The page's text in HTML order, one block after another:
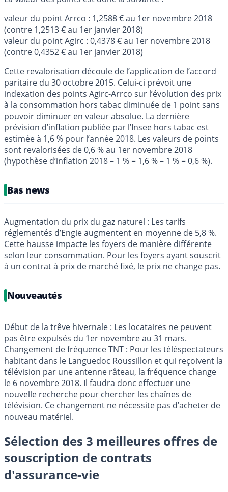
valeur du point Arrco : 1,2588 € au 1er novembre 2018
(contre 1,2513 € au 1er janvier 2018)
valeur du point Agirc : 0,4378 € au 1er novembre 2018
(contre 0,4352 € au 1er janvier 2018)
Cette revalorisation découle de l’application de l’accord
paritaire du 30 octobre 2015. Celui-ci prévoit une
indexation des points Agirc-Arrco sur l’évolution des prix
à la consommation hors tabac diminuée de 1 point sans
pouvoir diminuer en valeur absolue. La dernière
prévision d’inflation publiée par l’Insee hors tabac est
estimée à 1,6 % pour l’année 2018. Les valeurs de points
sont revalorisées de 0,6 % au 1er novembre 2018
(hypothèse d’inflation 2018 – 1 % = 1,6 % – 1 % = 0,6 %).
Bas news
Augmentation du prix du gaz naturel : Les tarifs
réglementés d’Engie augmentent en moyenne de 5,8 %.
Cette hausse impacte les foyers de manière différente
selon leur consommation. Pour les foyers ayant souscrit
à un contrat à prix de marché fixé, le prix ne change pas.
Nouveautés
Début de la trêve hivernale : Les locataires ne peuvent
pas être expulsés du 1er novembre au 31 mars.
Changement de fréquence TNT : Pour les téléspectateurs
habitant dans le Languedoc Roussillon et qui reçoivent la
télévision par une antenne râteau, la fréquence change
le 6 novembre 2018. Il faudra donc effectuer une
nouvelle recherche pour chercher les chaînes de
télévision. Ce changement ne nécessite pas d’acheter de
nouveau matériel.
Sélection des 3 meilleures offres de
souscription de contrats
d'assurance-vie